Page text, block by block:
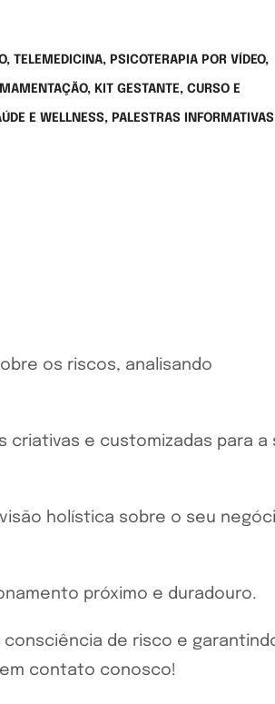
TELEMEDICINA, PSICOTERAPIA POR VÍDEO,
KIT GESTANTE, CURSO E
E WELLNESS, PALESTRAS INFORMATIVAS
os riscos, analisando
e customizadas para a
holística sobre o seu
próximo e duradouro.
de risco e
contato conosco!